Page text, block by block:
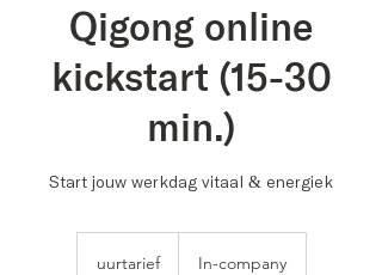
Qigong online
kickstart (15-30
min.)
Start jouw werkdag vitaal & energiek
uurtarief In-company